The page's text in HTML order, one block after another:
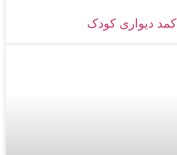
کمد دیواری کودک